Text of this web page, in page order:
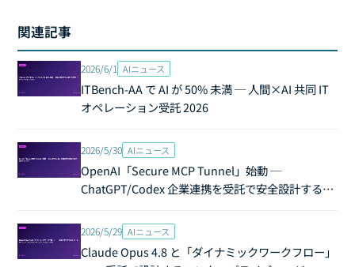
関連記事
2026/6/1 AIニュース
ITBench-AA で AI が 50% 未満 ─ 人間×AI 共同 IT
オペレーション受託 2026
2026/5/30 AIニュース
OpenAI「Secure MCP Tunnel」始動 ─
ChatGPT/Codex 企業連携を受託で安全設計する
2026/5/29 AIニュース
Claude Opus 4.8 と「ダイナミックワークフロー」